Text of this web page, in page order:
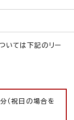
いては下記のリー
祝日の場合を